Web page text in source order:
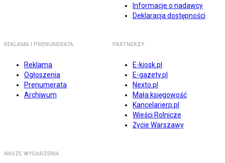
Informacje o nadawcy
Deklaracja dostępności
REKLAMA I PRENUMERATA
Reklama
Ogłoszenia
Prenumerata
Archiwum
PARTNERZY
E-kiosk.pl
E-gazety.pl
Nexto.pl
Mała księgowość
Kancelarierp.pl
Wieści Rolnicze
Życie Warszawy
NASZE WYDARZENIA